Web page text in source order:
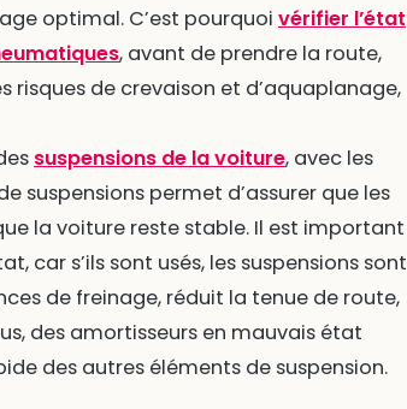
optimal. C’est pourquoi vérifier l’état
, avant de prendre la route,
de crevaison et d’aquaplanage,
suspensions de la voiture, avec les
suspensions permet d’assurer que les
la voiture reste stable. Il est important
car s’ils sont usés, les suspensions sont
de freinage, réduit la tenue de route,
des amortisseurs en mauvais état
des autres éléments de suspension.